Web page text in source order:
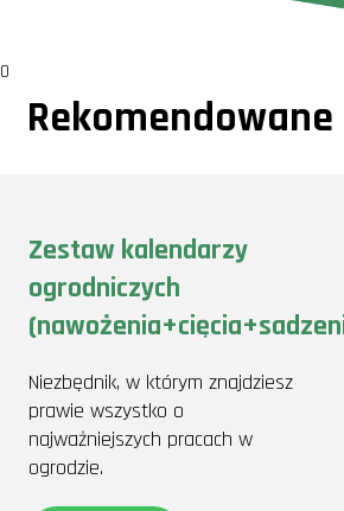
0
Zestaw kalendarzy
ogrodniczych
Niezbędnik, w którym znajdziesz
prawie wszystko o
najważniejszych pracach w
ogrodzie.